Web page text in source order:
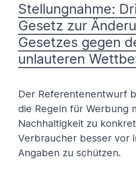
Stellungnahme:
Gesetz zur
Gesetzes gegen
unlauteren
Der Referentenentwurf
die Regeln für Werbung
Nachhaltigkeit zu
Verbraucher besser vor
Angaben zu schützen.